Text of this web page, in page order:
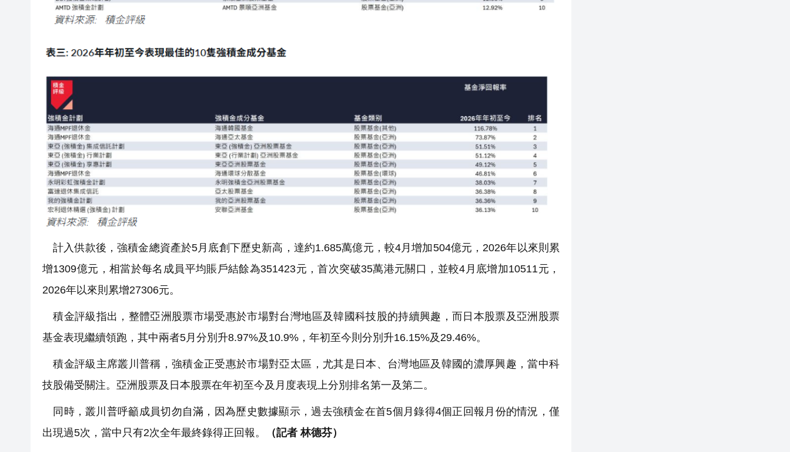
計入供款後，強積金總資產於5月底創下歷史新高，達約1.685萬億元，較4月增加504億元，2026年以來則累
增1309億元，相當於每名成員平均賬戶結餘為351423元，首次突破35萬港元關口，並較4月底增加10511元，
2026年以來則累增27306元。
積金評級指出，整體亞洲股票市場受惠於市場對台灣地區及韓國科技股的持續興趣，而日本股票及亞洲股票
基金表現繼續領跑，其中兩者5月分別升8.97%及10.9%，年初至今則分別升16.15%及29.46%。
積金評級主席叢川普稱，強積金正受惠於市場對亞太區，尤其是日本、台灣地區及韓國的濃厚興趣，當中科
技股備受關注。亞洲股票及日本股票在年初至今及月度表現上分別排名第一及第二。
同時，叢川普呼籲成員切勿自滿，因為歷史數據顯示，過去強積金在首5個月錄得4個正回報月份的情況，僅
出現過5次，當中只有2次全年最終錄得正回報。
（記者 林德芬）